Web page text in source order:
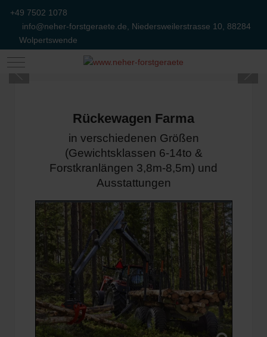
+49 7502 1078
info@neher-forstgeraete.de, Niedersweilerstrasse 10, 88284
Wolpertswende
Mobile Menu Toggle
Rückewagen Farma
in verschiedenen Größen
(Gewichtsklassen 6-14to &
Forstkranlängen 3,8m-8,5m) und
Ausstattungen